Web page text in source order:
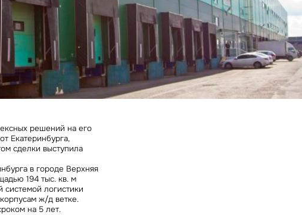
решений на его
Екатеринбурга,
сделки выступила
в городе Верхняя
194 тыс. кв. м
логистики
ж/д ветке.
на 5 лет.